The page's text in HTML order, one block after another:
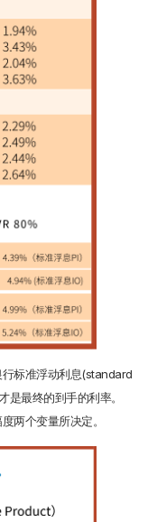
标准浮动利息(standard
最终的到手的利率。
两个变量所决定。